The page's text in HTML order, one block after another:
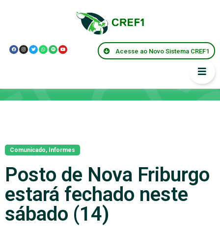
Acesse ao Novo Sistema CREF1
Comunicado, Informes
Posto de Nova Friburgo
estará fechado neste
sábado (14)